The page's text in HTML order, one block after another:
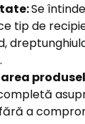
Se
tip de
a